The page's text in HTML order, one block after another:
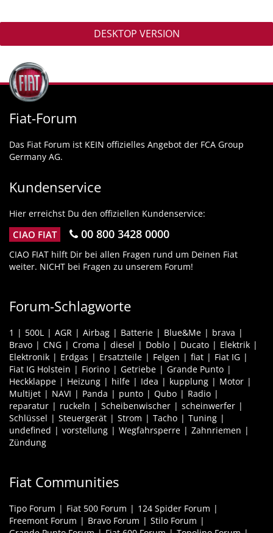
DESKTOP VERSION
Fiat-Forum
Das Fiat Forum ist KEIN offizielles Angebot der FCA Group
Germany AG.
Kundenservice
Hier erreichst Du den offiziellen Kundenservice:
CIAO FIAT 00 800 3428 0000
CIAO FIAT hilft Dir bei allen Fragen rund um Deinen Fiat
weiter. NICHT bei Fragen zu unserem Forum!
Forum-Schlagworte
1 500L AGR Airbag Batterie Blue&Me
brava
Bravo
CNG Croma diesel Doblo Ducato
Elektrik
Elektronik
Erdgas Ersatzteile Felgen fiat
Fiat IG
Fiat IG Holstein
Fiorino Getriebe
Grande Punto
Heckklappe
Heizung hilfe Idea kupplung
Motor
Multijet
NAVI Panda punto Qubo
Radio
reparatur
ruckeln Scheibenwischer
scheinwerfer
Schlüssel
Steuergerät Strom Tacho
Tuning
undefined
vorstellung Wegfahrsperre
Zahnriemen
Zündung
Fiat Communities
Tipo Forum Fiat 500 Forum
124 Spider Forum
Freemont Forum
Bravo Forum
Stilo Forum